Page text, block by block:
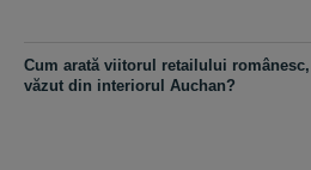
Cum arată viitorul retailului românesc,
văzut din interiorul Auchan?